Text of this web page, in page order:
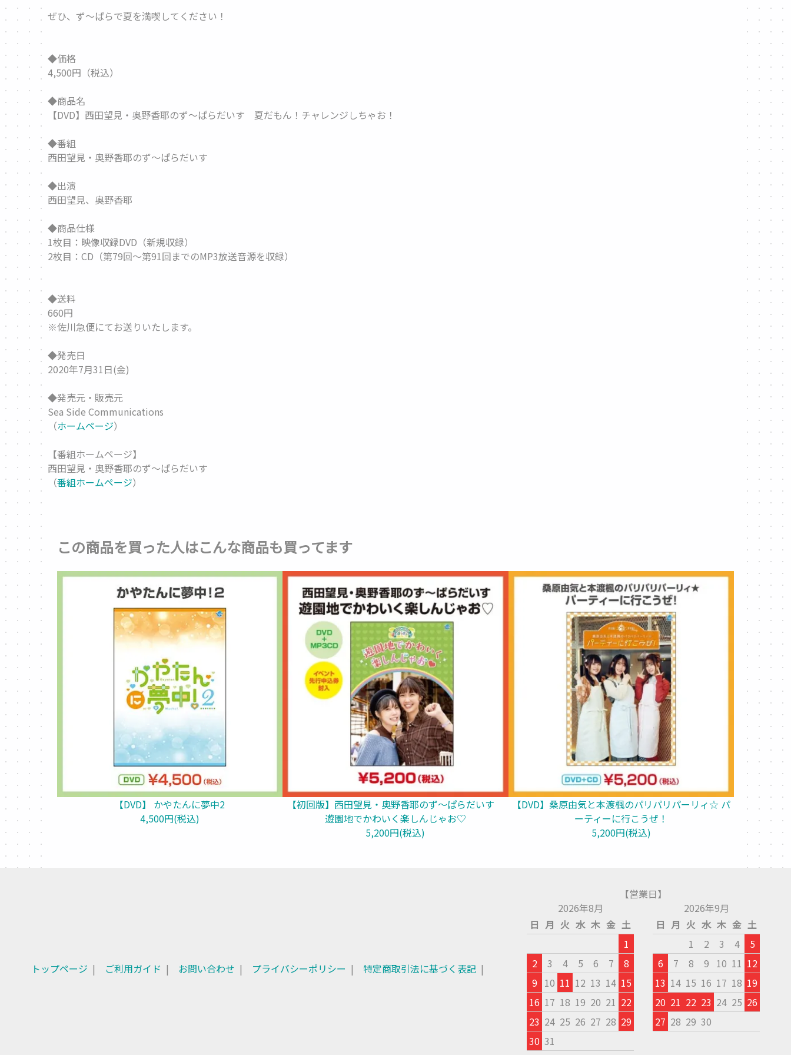
ぜひ、ず～ぱらで夏を満喫してください！
◆価格
4,500円（税込）
◆商品名
【DVD】西田望見・奥野香耶のず～ぱらだいす 夏だもん！チャレンジしちゃお！
◆番組
西田望見・奥野香耶のず～ぱらだいす
◆出演
西田望見、奥野香耶
◆商品仕様
1枚目：映像収録DVD（新規収録）
2枚目：CD（第79回～第91回までのMP3放送音源を収録）
◆送料
660円
※佐川急便にてお送りいたします。
◆発売日
2020年7月31日(金)
◆発売元・販売元
Sea Side Communications
（ホームページ）
【番組ホームページ】
西田望見・奥野香耶のず～ぱらだいす
（番組ホームページ）
この商品を買った人はこんな商品も買ってます
【DVD】 かやたんに夢中2
4,500円(税込)
【初回版】西田望見・奥野香耶のず～ぱらだいす
遊園地でかわいく楽しんじゃお♡
5,200円(税込)
【DVD】桑原由気と本渡楓のパリパリパーリィ☆ パ
ーティーに行こうぜ！
5,200円(税込)
トップページ ご利用ガイド お問い合わせ プライバシーポリシー 特定商取引法に基づく表記
【営業日】
2026年8月
日 月 火 水 木 金 土
1
2
3 4 5 6 7
8
9 10 11 12 13 14 15
16 17 18 19 20 21 22
23 24 25 26 27 28 29
30 31
2026年9月
日 月 火 水 木 金 土
1
2 3 4
5
6
7 8 9 10 11 12
13 14 15 16 17 18 19
20 21 22 23 24 25 26
27 28 29 30